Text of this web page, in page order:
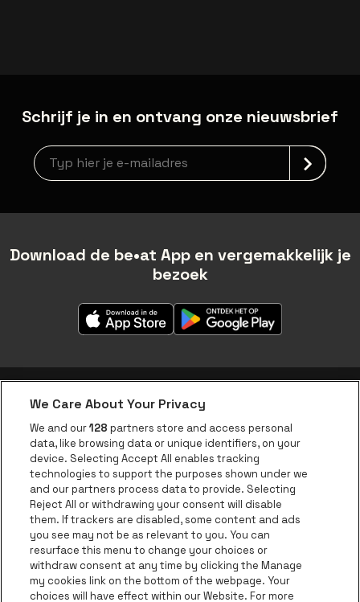
Schrijf je in en ontvang onze nieuwsbrief
Nieuwsbrief aanmelding
Download de be•at App en vergemakkelijk je
bezoek
be•at app
be•at Corporate
be•at Business
Groepen
Helpcenter
Contact
Instagram
Facebook
Threads
TiktokYoutube
We Care About Your Privacy
We and our128 partners store and access personal
data, like browsing data or unique identifiers, on your
device. Selecting Accept All enables tracking
technologies to support the purposes shown under we
and our partners process data to provide. Selecting
Reject All or withdrawing your consent will disable
them. If trackers are disabled, some content and ads
you see may not be as relevant to you. You can
resurface this menu to change your choices or
withdraw consent at any time by clicking the Manage
my cookies link on the bottom of the webpage. Your
choices will have effect within our Website. For more